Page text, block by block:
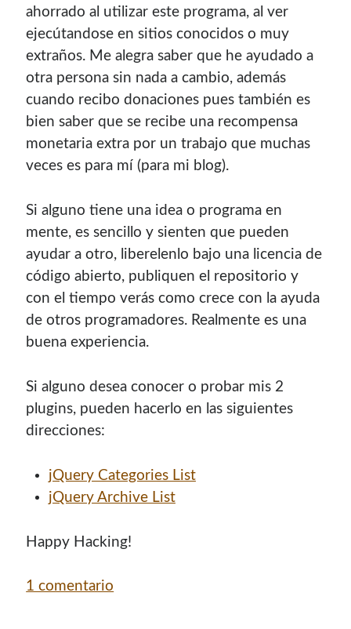
ahorrado al utilizar este programa, al ver
ejecútandose en sitios conocidos o muy
extraños. Me alegra saber que he ayudado a
otra persona sin nada a cambio, además
cuando recibo donaciones pues también es
bien saber que se recibe una recompensa
monetaria extra por un trabajo que muchas
veces es para mí (para mi blog).
Si alguno tiene una idea o programa en
mente, es sencillo y sienten que pueden
ayudar a otro, liberelenlo bajo una licencia de
código abierto, publiquen el repositorio y
con el tiempo verás como crece con la ayuda
de otros programadores. Realmente es una
buena experiencia.
Si alguno desea conocer o probar mis 2
plugins, pueden hacerlo en las siguientes
direcciones:
jQuery Categories List
jQuery Archive List
Happy Hacking!
1 comentario